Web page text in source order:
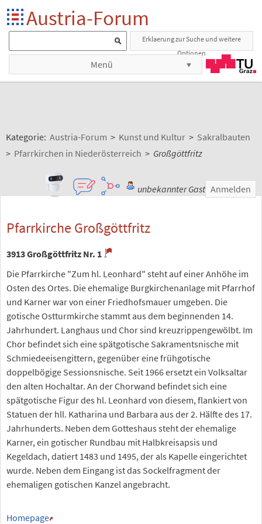
Austria-Forum
Erklaerung zur Suche und weitere
Optionen
Menü
Kategorie: Austria-Forum > Kunst und Kultur > Sakralbauten
> Pfarrkirchen in Niederösterreich > Großgöttfritz
unbekannter Gast Anmelden
Pfarrkirche Großgöttfritz
3913 Großgöttfritz Nr. 1
Die Pfarrkirche "Zum hl. Leonhard" steht auf einer Anhöhe im
Osten des Ortes. Die ehemalige Burgkirchenanlage mit Pfarrhof
und Karner war von einer Friedhofsmauer umgeben. Die
gotische Ostturmkirche stammt aus dem beginnenden 14.
Jahrhundert. Langhaus und Chor sind kreuzrippengewölbt. Im
Chor befindet sich eine spätgotische Sakramentsnische mit
Schmiedeeisengittern, gegenüber eine frühgotische
doppelbögige Sessionsnische. Seit 1966 ersetzt ein Volksaltar
den alten Hochaltar. An der Chorwand befindet sich eine
spätgotische Figur des hl. Leonhard von diesem, flankiert von
Statuen der hll. Katharina und Barbara aus der 2. Hälfte des 17.
Jahrhunderts. Neben dem Gotteshaus steht der ehemalige
Karner, ein gotischer Rundbau mit Halbkreisapsis und
Kegeldach, datiert 1483 und 1495, der als Kapelle eingerichtet
wurde. Neben dem Eingang ist das Sockelfragment der
ehemaligen gotischen Kanzel angebracht.
Homepage